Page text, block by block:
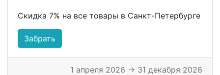
Скидка 7% на все товары в Санкт-Петербурге
Забрать
1 апреля 2026 → 31 декабря 2026